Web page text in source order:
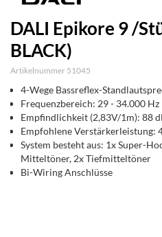
DALI Epikore 9 /
BLACK)
Artikelnummer 51045
4-Wege Bassreflex-
Frequenzbereich: 29 - 34.000 Hz
Empfindlichkeit (2,83V/1m): 88
Empfohlene Verstärkerleistung:
System besteht aus: 1x Super-
Mitteltöner, 2x Tiefmitteltöner
Bi-Wiring Anschlüsse